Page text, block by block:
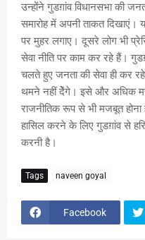
उन्होंने गुडग़ांव विधानसभा की
समारोह में अपनी ताकत दिखाएं।
पर मुहर लगाए। दूसरे लोग भी
सेवा नीति पर काम कर रहे हैं।
चलते हुए जनता की सेवा ही कर
थमने नहीं देेंगे। इसे और अधिक
राजनीतिक रूप से भी मजबूत
हासिल करने के लिए गुडग़ांव से
करनी है।
Tags naveen goyal
Facebook